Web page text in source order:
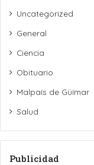
Uncategorized
General
Ciencia
Obituario
Malpaís de Güímar
Salud
Publicidad